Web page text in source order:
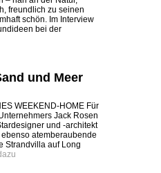
freundlich zu seinen
schön. Im Interview
bei der
und Meer
WEEKEND-HOME Für
Jack Rosen
und -architekt
atemberaubende
Strandvilla auf Long